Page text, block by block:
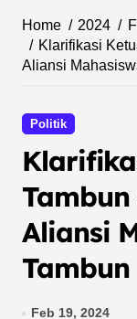
Home 2024
Klarifikasi
Aliansi
Politik
Aliansi
Feb 19, 2024